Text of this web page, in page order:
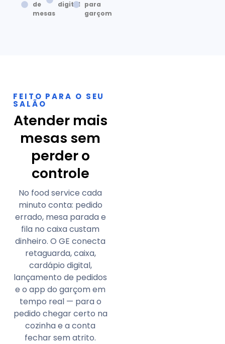
de
mesas
digital para
garçom
FEITO PARA O SEU
SALÃO
Atender mais
mesas sem
perder o
controle
No food service cada
minuto conta: pedido
errado, mesa parada e
fila no caixa custam
dinheiro. O GE conecta
retaguarda, caixa,
cardápio digital,
lançamento de pedidos
e o app do garçom em
tempo real — para o
pedido chegar certo na
cozinha e a conta
fechar sem atrito.